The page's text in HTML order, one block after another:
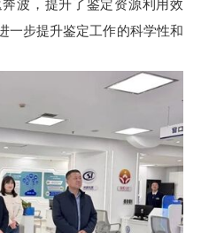
波，提升了鉴定资源利用效
一步提升鉴定工作的科学性和